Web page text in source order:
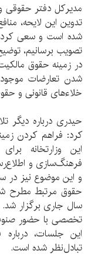
مدیرکل دفتر حقوقی
تدوین این لایحه،
شده است و سعی
تصویب برسانیم،
در زمینه حقوق
شدن تعارضات
خلاءهای قانونی و
حیدری درباره دیگر
کرد: فراهم کردن
این وزارتخانه
فرهنگ‌سازی و
و این موضوع نیز در
حقوق مرتبط مطرح
سال جاری برگزار
تخصصی با حضور
این جلسات،
تبادل‌نظر شده است.